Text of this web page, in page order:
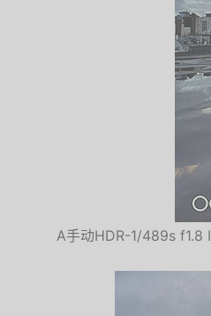
A手动HDR-1/489s f1.8